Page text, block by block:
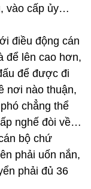
vào cấp ủy…
điều động cán
để lên cao hơn,
để được đi
nơi nào thuận,
chẳng thể
nghế đòi về…
bộ chứ
phải uốn nắn,
phải đủ 36